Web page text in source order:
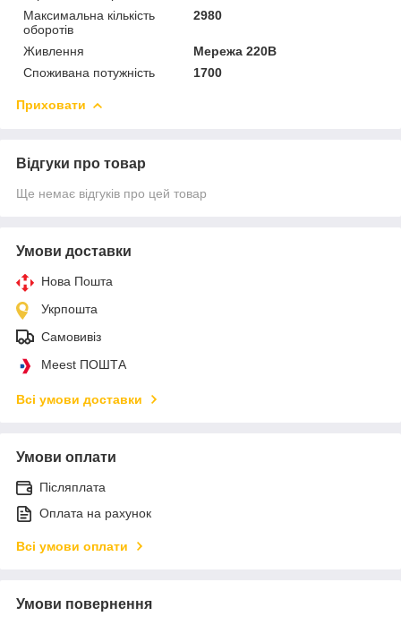
Максимальна кількість
оборотів
2980
Живлення
Мережа 220В
Споживана потужність
1700
Приховати
Відгуки про товар
Ще немає відгуків про цей товар
Умови доставки
Нова Пошта
Укрпошта
Самовивіз
Meest ПОШТА
Всі умови доставки
Умови оплати
Післяплата
Оплата на рахунок
Всі умови оплати
Умови повернення